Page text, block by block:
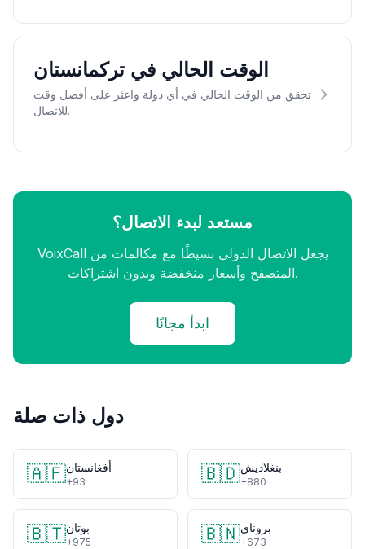
الوقت الحالي في تركمانستان
تحقق من الوقت الحالي في أي دولة واعثر على أفضل وقت
للاتصال.
مستعد لبدء الاتصال؟
VoixCall يجعل الاتصال الدولي بسيطًا مع مكالمات من
المتصفح وأسعار منخفضة وبدون اشتراكات.
ابدأ مجانًا
دول ذات صلة
🇦🇫أفغانستان
+93 🇧🇩بنغلاديش
+880
🇧🇹بوتان
+975 🇧🇳بروناي
+673